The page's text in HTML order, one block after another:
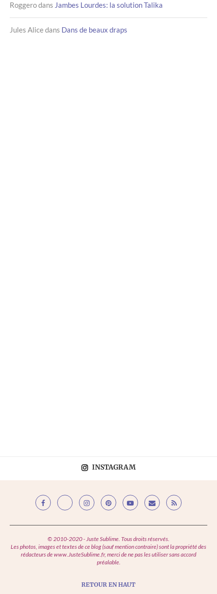
Roggerodans Jambes Lourdes: la solution Talika
Jules Alicedans Dans de beaux draps
INSTAGRAM
© 2010-2020 - Juste Sublime. Tous droits réservés.
Les photos, images et textes de ce blog (sauf mention contraire) sont la propriété des
rédacteurs de www.JusteSublime.fr, merci de ne pas les utiliser sans accord
préalable.
RETOUR EN HAUT